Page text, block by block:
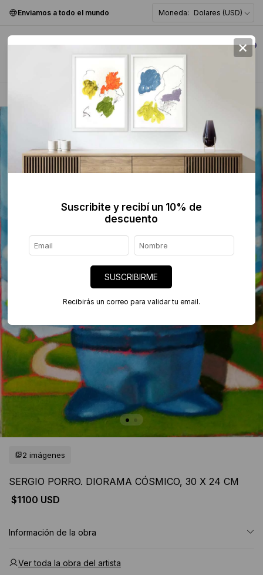
Enviamos a todo el mundo Moneda: Dolares (USD)
0
Figurativa >
2 imágenes
SERGIO PORRO. DIORAMA CÓSMICO, 30 X 24 CM
$1100 USD
Información de la obra
Ver toda la obra del artista
×
Suscribite y recibí un 10% de
descuento
SUSCRIBIRME
Recibirás un correo para validar tu email.